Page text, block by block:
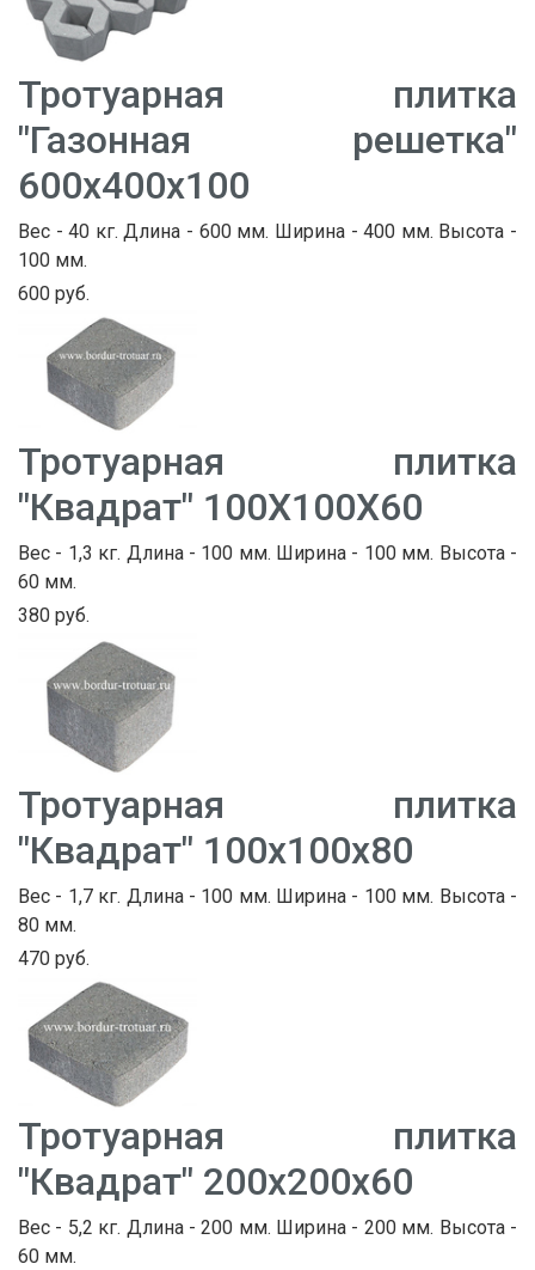
Тротуарная плитка
"Газонная решетка"
600х400х100
Вес - 40 кг. Длина - 600 мм. Ширина - 400 мм. Высота -
100 мм.
600 руб.
Тротуарная плитка
"Квадрат" 100Х100Х60
Вес - 1,3 кг. Длина - 100 мм. Ширина - 100 мм. Высота -
60 мм.
380 руб.
Тротуарная плитка
"Квадрат" 100х100х80
Вес - 1,7 кг. Длина - 100 мм. Ширина - 100 мм. Высота -
80 мм.
470 руб.
Тротуарная плитка
"Квадрат" 200х200х60
Вес - 5,2 кг. Длина - 200 мм. Ширина - 200 мм. Высота -
60 мм.